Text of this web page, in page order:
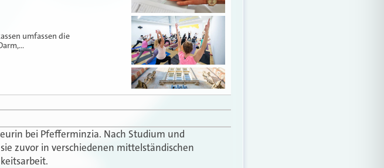
umfassen die
bei Pfefferminzia. Nach Studium und
zuvor in verschiedenen mittelständischen